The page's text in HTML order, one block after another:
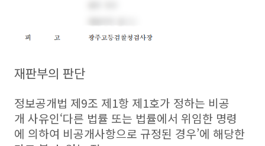
재판부의 판단
정보공개법 제9조 제1항 제1호가 정하는 비공
개 사유인‘다른 법률 또는 법률에서 위임한 명령
에 의하여 비공개사항으로 규정된 경우’에 해당한